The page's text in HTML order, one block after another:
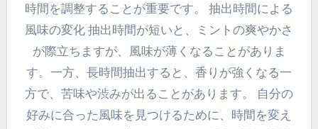
時間を調整することが重要です。 抽出時間による
風味の変化 抽出時間が短いと、ミントの爽やかさ
が際立ちますが、風味が薄くなることがありま
す。一方、長時間抽出すると、香りが強くなる一
方で、苦味や渋みが出ることがあります。 自分の
好みに合った風味を見つけるために、時間を変え